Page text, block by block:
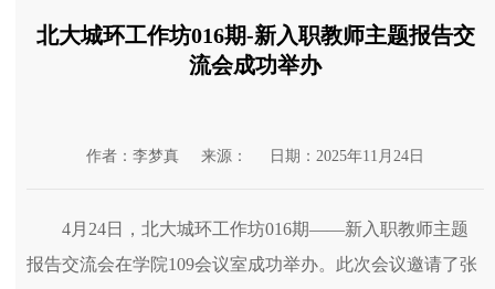
北大城环工作坊016期-新入职教师主题报告交
流会成功举办
作者：李梦真 来源： 日期：2025年11月24日
4月24日，北大城环工作坊016期——新入职教师主题
报告交流会在学院109会议室成功举办。此次会议邀请了张